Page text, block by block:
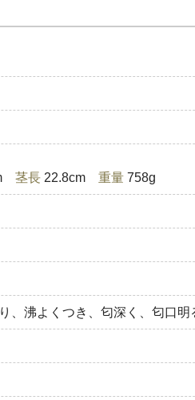
茎長22.8cm 重量758g
沸よくつき、匂深く、匂口明